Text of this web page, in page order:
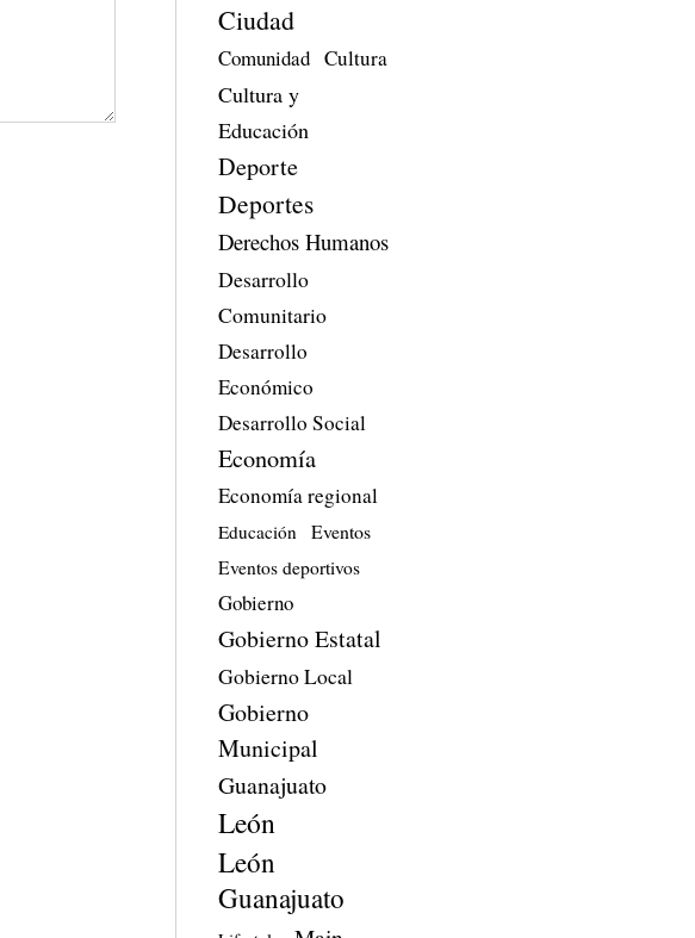
Ciudad
Comunidad Cultura
Cultura y
Educación
Deporte
Deportes
Derechos Humanos
Desarrollo
Comunitario
Desarrollo
Económico
Desarrollo Social
Economía
Economía regional
Educación Eventos
Eventos deportivos
Gobierno
Gobierno Estatal
Gobierno Local
Gobierno
Municipal
Guanajuato
León
León
Guanajuato